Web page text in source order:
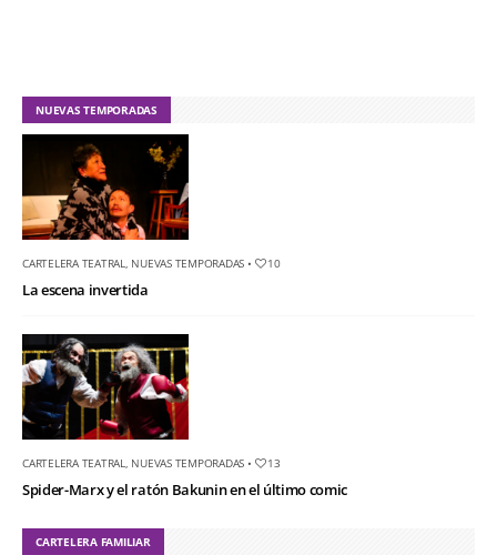
NUEVAS TEMPORADAS
CARTELERA TEATRAL NUEVAS TEMPORADAS • 10
La escena invertida
CARTELERA TEATRAL NUEVAS TEMPORADAS • 13
Spider-Marx y el ratón Bakunin en el último comic
CARTELERA FAMILIAR